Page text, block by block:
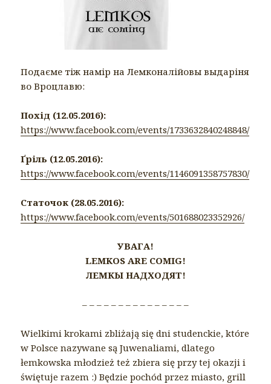
Подаєме тіж намір на Лемконалійовы выдаріня
во Вроцлавю:
Похід (12.05.2016):
https://www.facebook.com/events/1733632840248848/
Ґріль (12.05.2016):
https://www.facebook.com/events/1146091358757830/
Статочок (28.05.2016):
https://www.facebook.com/events/501688023352926/
УВАГА!
LEMKOS ARE COMIG!
ЛЕМКЫ НАДХОДЯТ!
– – – – – – – – – – – – – – –
Wielkimi krokami zbliżają się dni studenckie, które
w Polsce nazywane są Juwenaliami, dlatego
łemkowska młodzież też zbiera się przy tej okazji i
świętuje razem :) Będzie pochód przez miasto, grill